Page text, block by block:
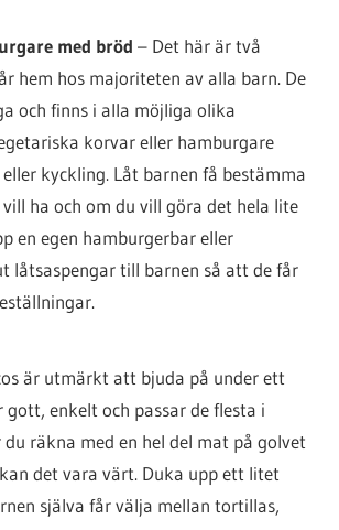
med bröd– Det här är två
hem hos majoriteten av alla barn. De
och finns i alla möjliga olika
korvar eller hamburgare
kyckling. Låt barnen få bestämma
ha och om du vill göra det hela lite
en egen hamburgerbar eller
låtsaspengar till barnen så att de får
är utmärkt att bjuda på under ett
gott, enkelt och passar de flesta i
du räkna med en hel del mat på golvet
det vara värt. Duka upp ett litet
själva får välja mellan tortillas,